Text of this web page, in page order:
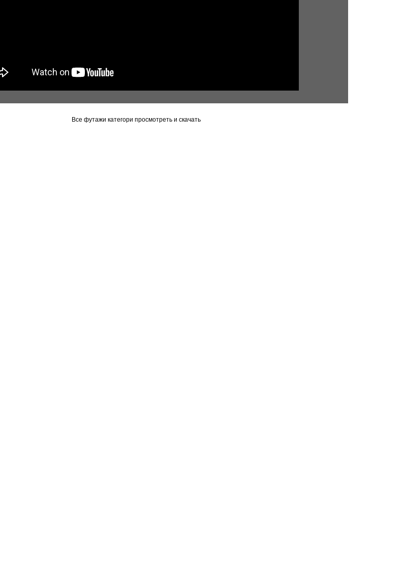
Все футажи категори просмотреть и скачать